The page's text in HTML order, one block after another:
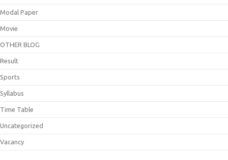
Modal Paper
Movie
OTHER BLOG
Result
Sports
Syllabus
Time Table
Uncategorized
Vacancy